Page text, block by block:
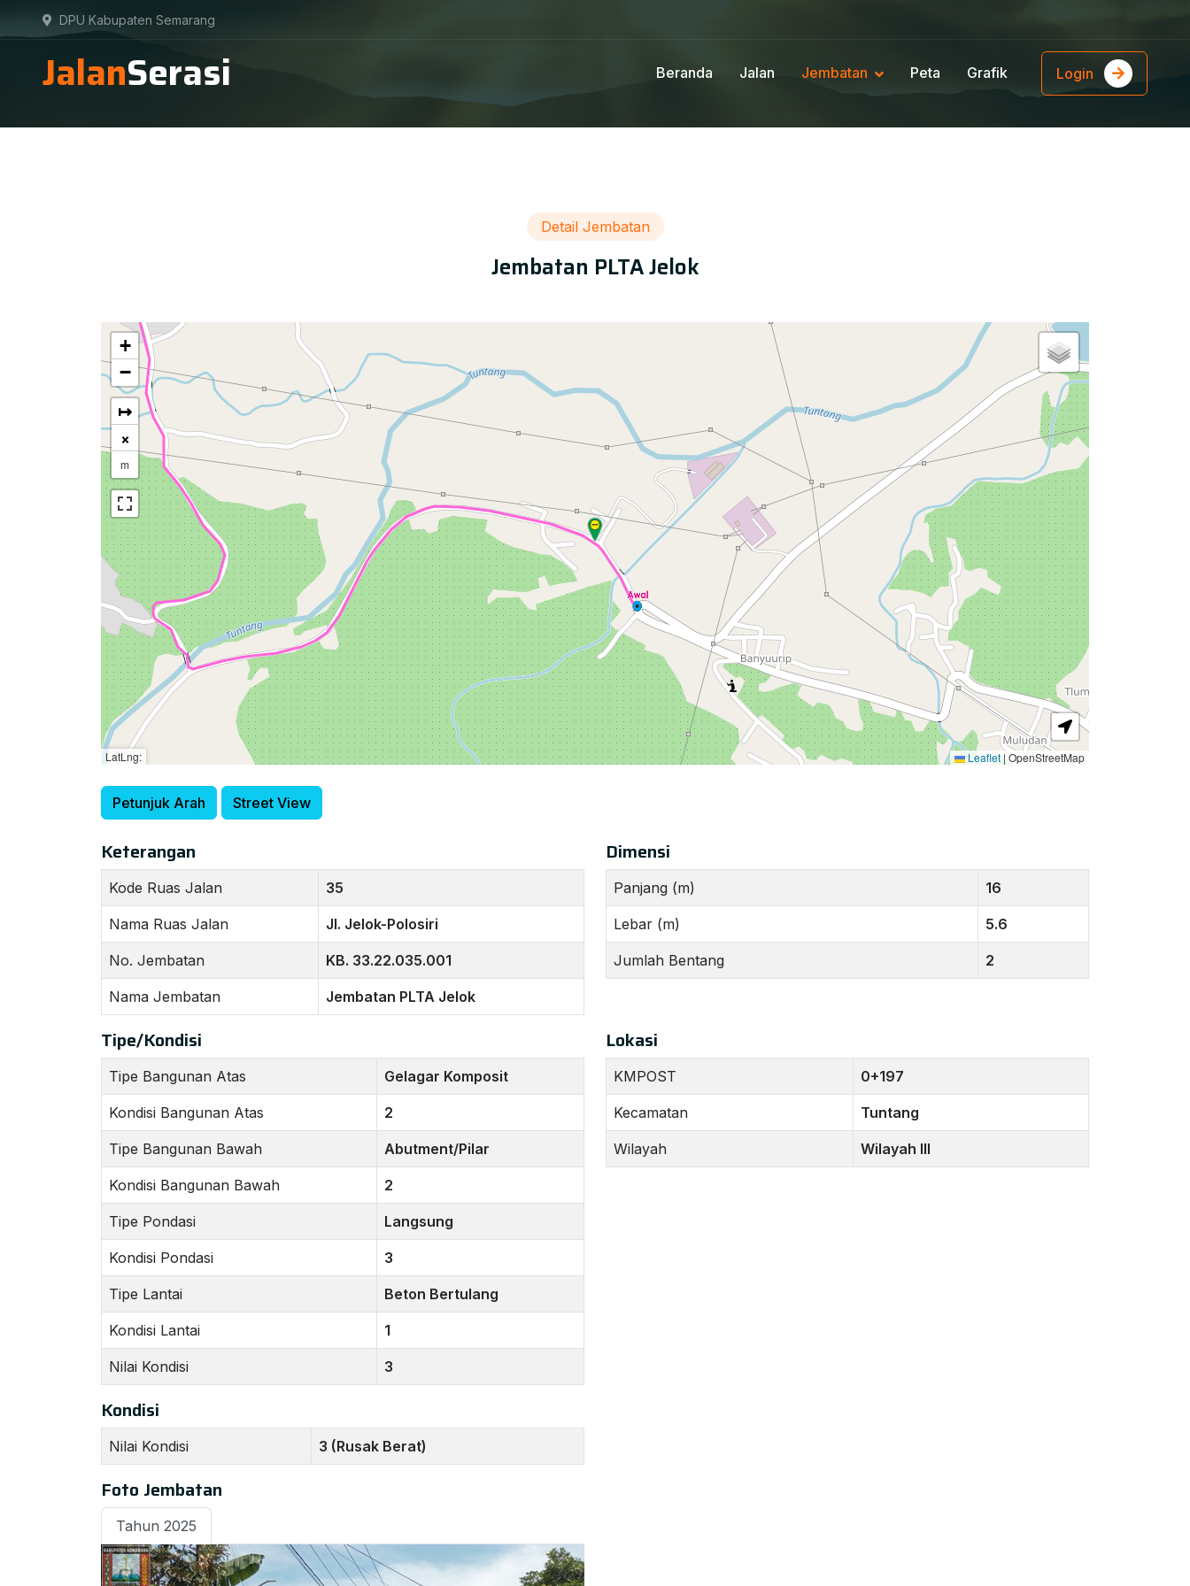
DPU Kabupaten Semarang
JalanSerasi Beranda Jalan Jembatan Peta Grafik Login
Detail Jembatan
Jembatan PLTA Jelok
+
−
↦
×
m
LatLng: Leaflet | OpenStreetMap
Petunjuk Arah Street View
Keterangan
Kode Ruas Jalan 35
Nama Ruas Jalan Jl. Jelok-Polosiri
No. Jembatan KB. 33.22.035.001
Nama Jembatan Jembatan PLTA Jelok
Dimensi
Panjang (m) 16
Lebar (m) 5.6
Jumlah Bentang 2
Tipe/Kondisi
Tipe Bangunan Atas Gelagar Komposit
Kondisi Bangunan Atas 2
Tipe Bangunan Bawah Abutment/Pilar
Kondisi Bangunan Bawah 2
Tipe Pondasi Langsung
Kondisi Pondasi 3
Tipe Lantai Beton Bertulang
Kondisi Lantai 1
Nilai Kondisi 3
Kondisi
Nilai Kondisi 3 (Rusak Berat)
Lokasi
KMPOST 0+197
Kecamatan Tuntang
Wilayah Wilayah III
Foto Jembatan
Tahun 2025